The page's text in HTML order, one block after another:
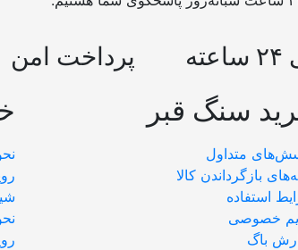
پرداخت امن
سنگ قبر
متداول
بازگرداندن کالا
استفاده
خصوصی
باگ